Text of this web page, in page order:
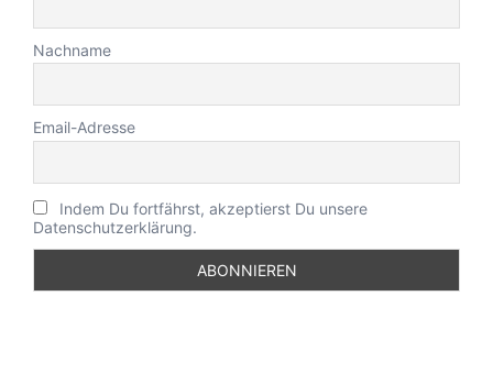
Nachname
Email-Adresse
Indem Du fortfährst, akzeptierst Du unsere
Datenschutzerklärung.